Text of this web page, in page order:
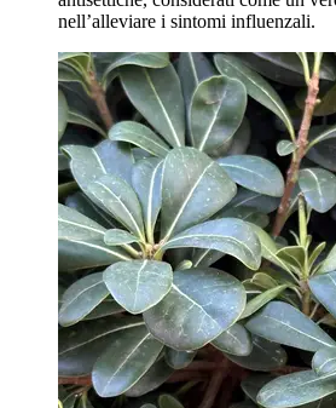
nell’alleviare i sintomi influenzali.